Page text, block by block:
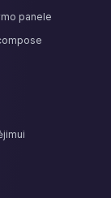
panele